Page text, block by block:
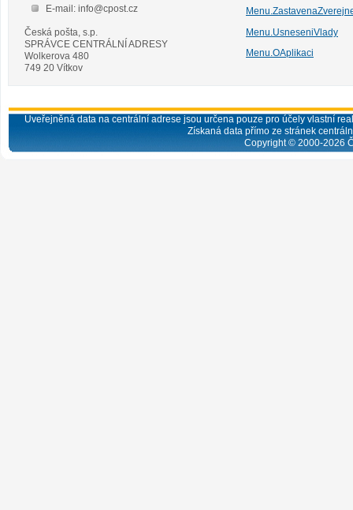
E-mail: info@cpost.cz
Česká pošta, s.p.
SPRÁVCE CENTRÁLNÍ ADRESY
Wolkerova 480
749 20 Vítkov
Menu.UsneseniVlady
Menu.OAplikaci
Uveřejněná data na centrální adrese jsou určena pouze pro účely vlastní
Získaná data přímo ze stránek
Copyright © 2000-2026